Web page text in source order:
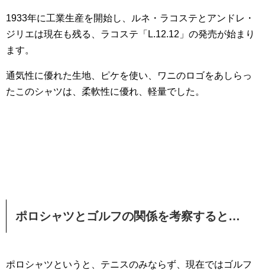
1933年に工業生産を開始し、ルネ・ラコステとアンドレ・
ジリエは現在も残る、ラコステ「L.12.12」の発売が始まり
ます。
通気性に優れた生地、ピケを使い、ワニのロゴをあしらっ
たこのシャツは、柔軟性に優れ、軽量でした。
ポロシャツとゴルフの関係を考察すると…
ポロシャツというと、テニスのみならず、現在ではゴルフ